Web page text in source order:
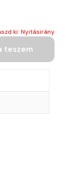
ki: Nyitásirány
teszem